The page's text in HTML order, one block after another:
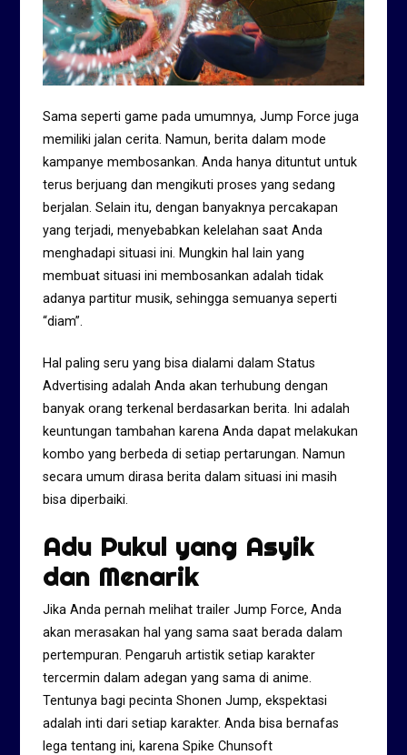
Sama seperti game pada umumnya, Jump Force juga
memiliki jalan cerita. Namun, berita dalam mode
kampanye membosankan. Anda hanya dituntut untuk
terus berjuang dan mengikuti proses yang sedang
berjalan. Selain itu, dengan banyaknya percakapan
yang terjadi, menyebabkan kelelahan saat Anda
menghadapi situasi ini. Mungkin hal lain yang
membuat situasi ini membosankan adalah tidak
adanya partitur musik, sehingga semuanya seperti
“diam”.
Hal paling seru yang bisa dialami dalam Status
Advertising adalah Anda akan terhubung dengan
banyak orang terkenal berdasarkan berita. Ini adalah
keuntungan tambahan karena Anda dapat melakukan
kombo yang berbeda di setiap pertarungan. Namun
secara umum dirasa berita dalam situasi ini masih
bisa diperbaiki.
Adu Pukul yang Asyik
dan Menarik
Jika Anda pernah melihat trailer Jump Force, Anda
akan merasakan hal yang sama saat berada dalam
pertempuran. Pengaruh artistik setiap karakter
tercermin dalam adegan yang sama di anime.
Tentunya bagi pecinta Shonen Jump, ekspektasi
adalah inti dari setiap karakter. Anda bisa bernafas
lega tentang ini, karena Spike Chunsoft